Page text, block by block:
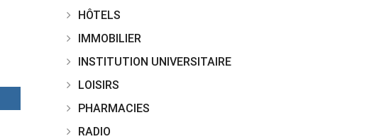
HÔTELS
IMMOBILIER
INSTITUTION UNIVERSITAIRE
LOISIRS
PHARMACIES
RADIO